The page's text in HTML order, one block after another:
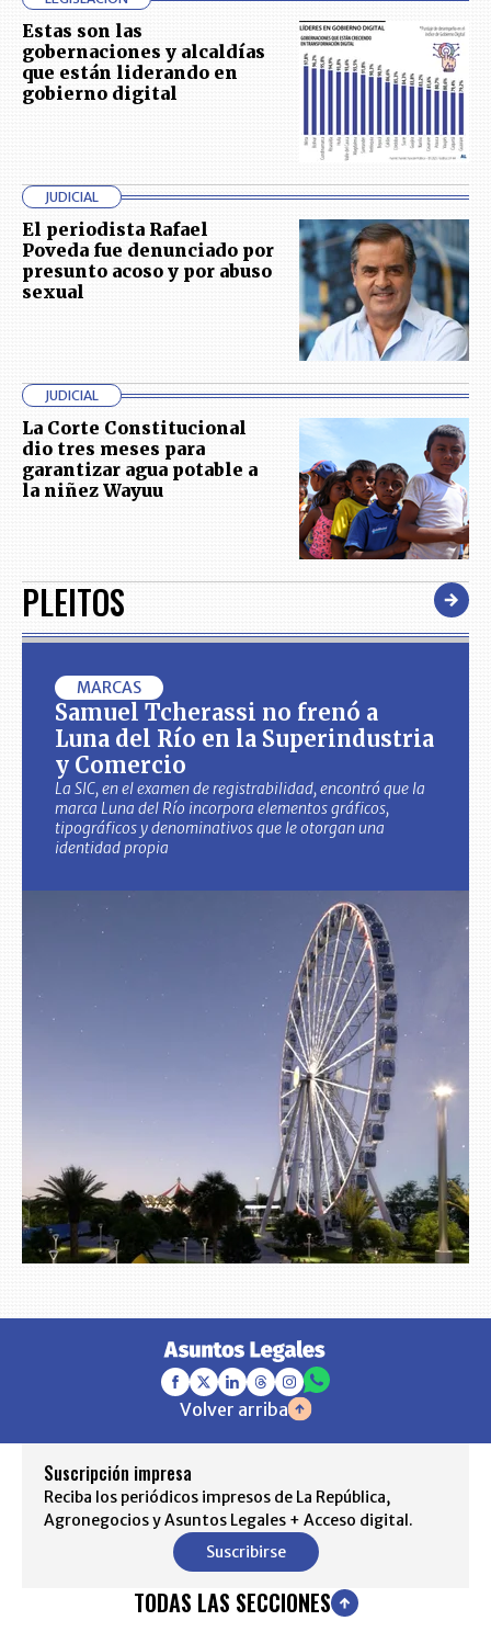
Estas son las
gobernaciones y alcaldías
que están liderando en
gobierno digital
JUDICIAL
El periodista Rafael
Poveda fue denunciado por
presunto acoso y por abuso
sexual
JUDICIAL
La Corte Constitucional
dio tres meses para
garantizar agua potable a
la niñez Wayuu
PLEITOS
MARCAS
Samuel Tcherassi no frenó a
Luna del Río en la Superindustria
y Comercio
La SIC, en el examen de registrabilidad, encontró que la
marca Luna del Río incorpora elementos gráficos,
tipográficos y denominativos que le otorgan una
identidad propia
Volver arriba
Suscripción impresa
Reciba los periódicos impresos de La República,
Agronegocios y Asuntos Legales + Acceso digital.
Suscribirse
TODAS LAS SECCIONES